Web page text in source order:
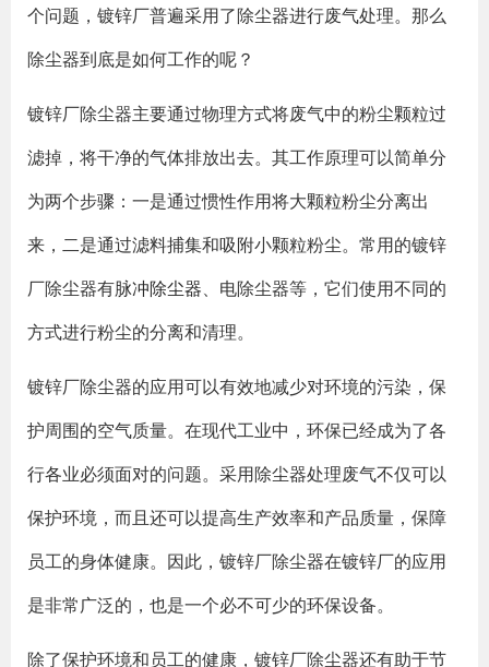
个问题，镀锌厂普遍采用了除尘器进行废气处理。那么
除尘器到底是如何工作的呢？
镀锌厂除尘器主要通过物理方式将废气中的粉尘颗粒过
滤掉，将干净的气体排放出去。其工作原理可以简单分
为两个步骤：一是通过惯性作用将大颗粒粉尘分离出
来，二是通过滤料捕集和吸附小颗粒粉尘。常用的镀锌
厂除尘器有脉冲除尘器、电除尘器等，它们使用不同的
方式进行粉尘的分离和清理。
镀锌厂除尘器的应用可以有效地减少对环境的污染，保
护周围的空气质量。在现代工业中，环保已经成为了各
行各业必须面对的问题。采用除尘器处理废气不仅可以
保护环境，而且还可以提高生产效率和产品质量，保障
员工的身体健康。因此，镀锌厂除尘器在镀锌厂的应用
是非常广泛的，也是一个必不可少的环保设备。
除了保护环境和员工的健康，镀锌厂除尘器还有助于节